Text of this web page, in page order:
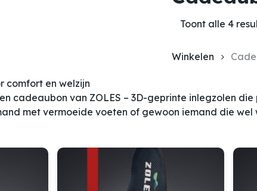
Toont alle 4
Winkelen
comfort en welzijn
cadeaubon van ZOLES – 3D-geprinte inlegzolen
met vermoeide voeten of gewoon iemand die